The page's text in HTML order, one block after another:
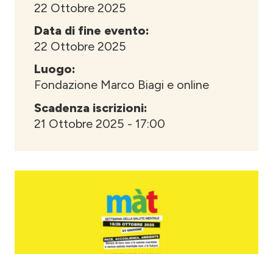
22 Ottobre 2025
Data di fine evento:
22 Ottobre 2025
Luogo:
Fondazione Marco Biagi e online
Scadenza iscrizioni:
21 Ottobre 2025 - 17:00